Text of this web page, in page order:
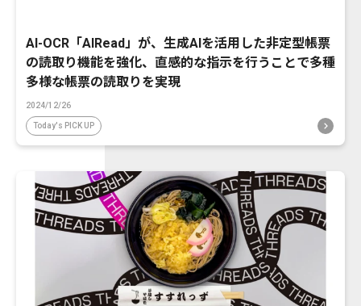
AI-OCR「AIRead」が、生成AIを活用した非定型帳票
の読取り機能を強化、直感的な指示を行うことで多種
多様な帳票の読取りを実現
2024/12/26
Today's PICK UP